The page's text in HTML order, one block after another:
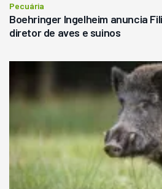
Pecuária
Boehringer Ingelheim anuncia
diretor de aves e suinos